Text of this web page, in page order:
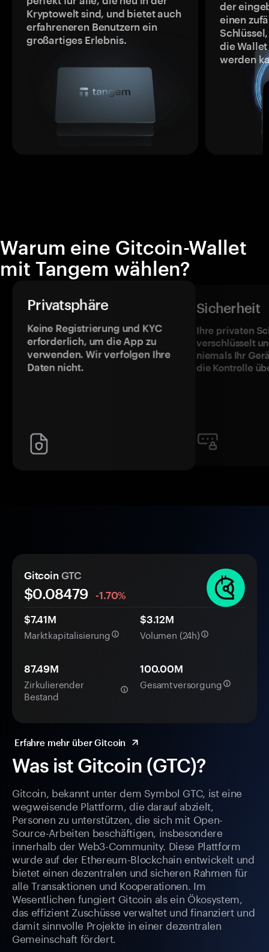
Kryptowelt sind, und bietet auch
erfahreneren Benutzern ein
großartiges Erlebnis.
der
einen
die
werden
Warum eine Gitcoin-Wallet
mit Tangem wählen?
Privatsphäre
Keine Registrierung und KYC
erforderlich, um die App zu
verwenden. Wir verfolgen Ihre
Daten nicht.
Sicherheit
Ihre privaten
verschlüsselt
niemals Ihr
die Kontrolle
Was ist Gitcoin (GTC)?
Gitcoin, bekannt unter dem Symbol GTC, ist eine
wegweisende Plattform, die darauf abzielt,
Personen zu unterstützen, die sich mit Open-
Source-Arbeiten beschäftigen, insbesondere
innerhalb der Web3-Community. Diese Plattform
wurde auf der Ethereum-Blockchain entwickelt und
bietet einen dezentralen und sicheren Rahmen für
alle Transaktionen und Kooperationen. Im
Wesentlichen fungiert Gitcoin als ein Ökosystem,
das effizient Zuschüsse verwaltet und finanziert und
damit sinnvolle Projekte in einer dezentralen
Gemeinschaft fördert.
Gitcoin GTC
$0.08479
-1.70%
$7.41M
Marktkapitalisierung
$3.12M
Volumen (24h)
87.49M
Zirkulierender
Bestand
100.00M
Gesamtversorgung
Erfahre mehr über Gitcoin